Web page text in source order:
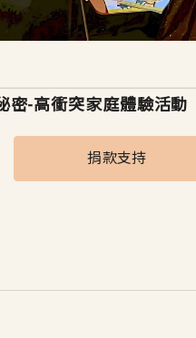
密-高衝突家庭體驗活動
捐款支持